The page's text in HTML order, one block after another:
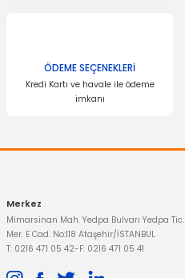
OTOSAN
Radyatör Alt Deflektörü Connect
284,95 TL
ÖDEME SEÇENEKLERİ
Kredi Kartı ve havale ile ödeme
imkanı
Merkez
Mimarsinan Mah. Yedpa Bulvarı Yedpa Tic.
Mer. E Cad. No:118 Ataşehir/İSTANBUL
T: 0216 471 05 42-F: 0216 471 05 41